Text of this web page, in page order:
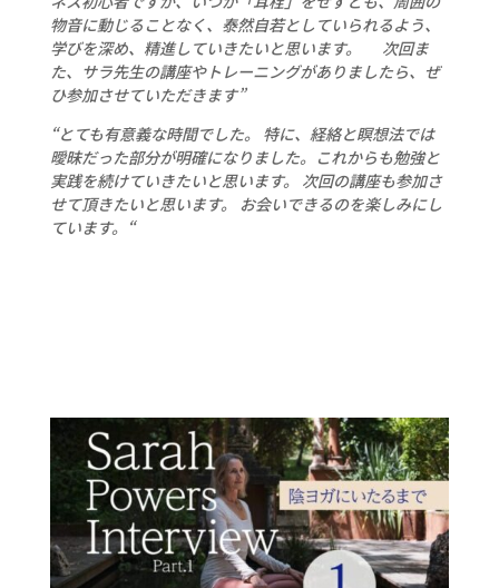
物音に動じることなく、泰然自若としていられるよう、
学びを深め、精進していきたいと思います。 次回ま
た、サラ先生の講座やトレーニングがありましたら、ぜ
ひ参加させていただきます”
“とても有意義な時間でした。 特に、経絡と瞑想法では
曖昧だった部分が明確になりました。これからも勉強と
実践を続けていきたいと思います。 次回の講座も参加さ
せて頂きたいと思います。 お会いできるのを楽しみにし
ています。 “